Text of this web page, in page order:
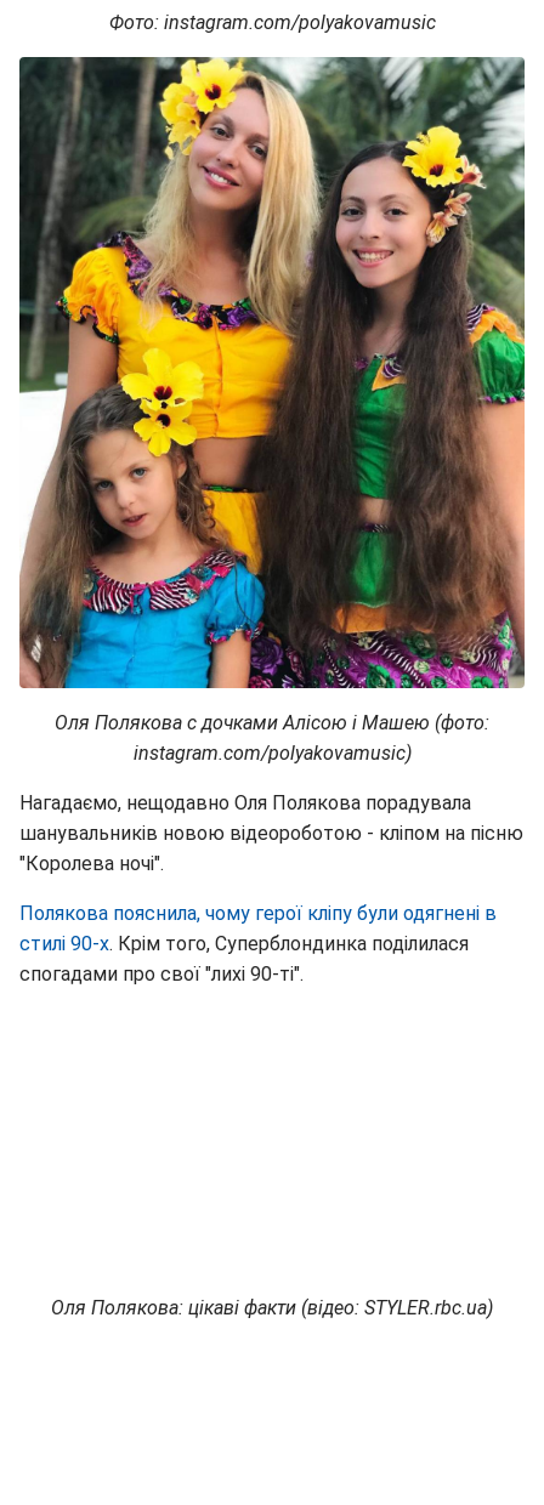
Фото: instagram.com/polyakovamusic
Оля Полякова с дочками Алісою і Машею (фото:
instagram.com/polyakovamusic)
Нагадаємо, нещодавно Оля Полякова порадувала
шанувальників новою відеороботою - кліпом на пісню
"Королева ночі".
Полякова пояснила, чому герої кліпу були одягнені в
стилі 90-х. Крім того, Суперблондинка поділилася
спогадами про свої "лихі 90-ті".
Оля Полякова: цікаві факти (відео: STYLER.rbc.ua)